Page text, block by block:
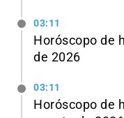
03:11
Horóscopo de
de 2026
03:11
Horóscopo de